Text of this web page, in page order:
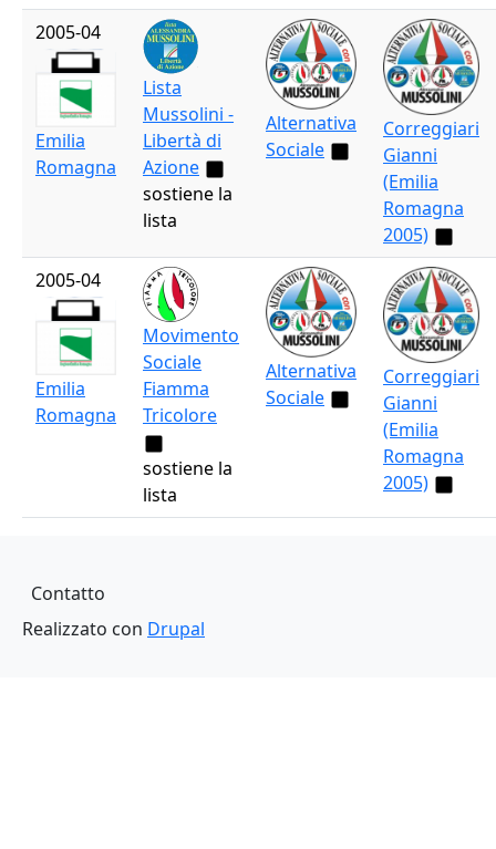
2005-04
Emilia
Romagna
Lista
Mussolini -
Libertà di
Azione
sostiene la
lista
Alternativa
Sociale
Correggiari
Gianni
(Emilia
Romagna
2005)
2005-04
Emilia
Romagna
Movimento
Sociale
Fiamma
Tricolore
sostiene la
lista
Alternativa
Sociale
Correggiari
Gianni
(Emilia
Romagna
2005)
Piè di pagina
Contatto
Realizzato con Drupal